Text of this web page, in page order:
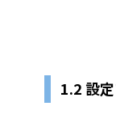
1.2 設